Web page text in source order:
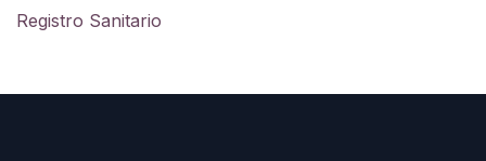
Registro Sanitario